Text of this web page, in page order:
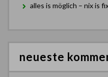
alles is möglich – nix is
neueste